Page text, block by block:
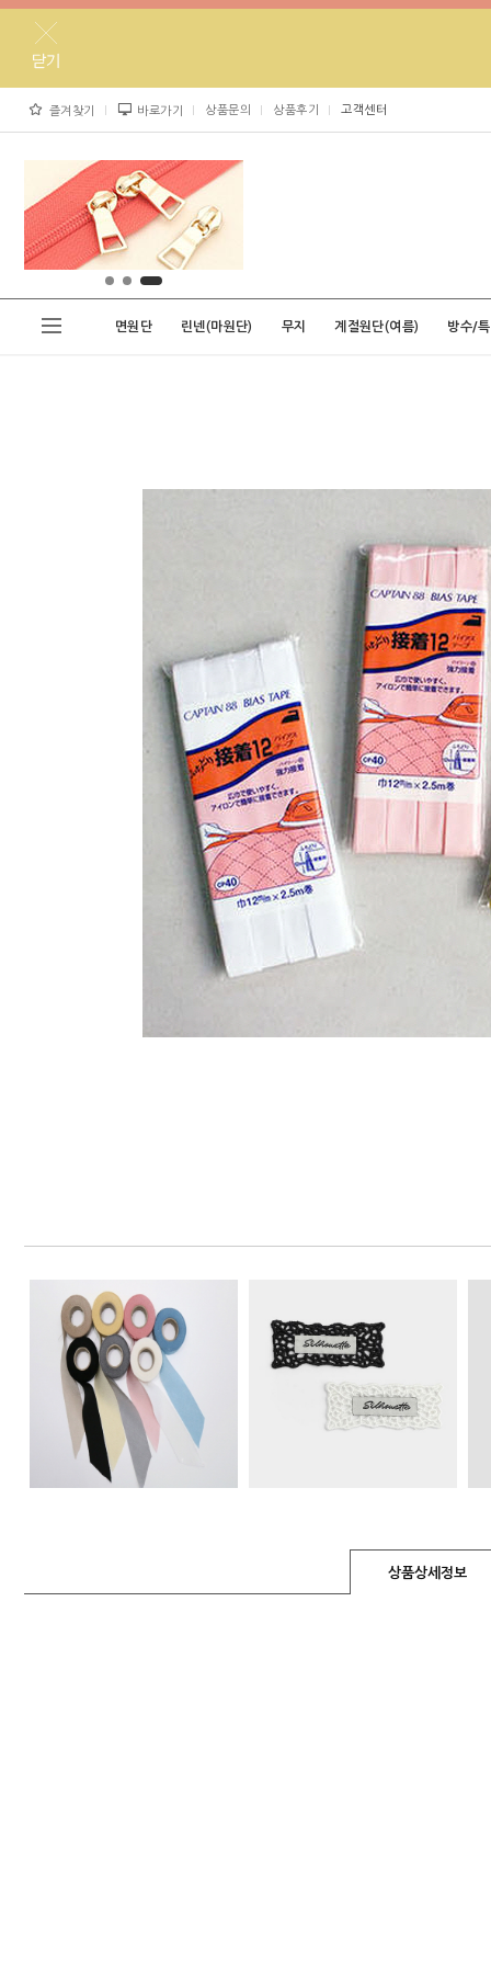
즐겨찾기 바로가기 상품문의 상품후기 고객센터
면원단 린넨(마원단) 무지 계절원단(여름) 방수/
상품상세정보